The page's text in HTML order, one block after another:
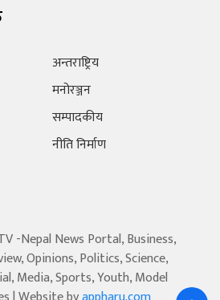
अन्तराष्ट्रिय
मनोरञ्जन
सम्पादकीय
नीति निर्माण
-Nepal News Portal, Business,
Opinions, Politics, Science,
Media, Sports, Youth, Model